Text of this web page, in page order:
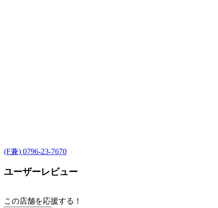
(F兼) 0796-23-7670
ユーザーレビュー
この店舗を応援する！